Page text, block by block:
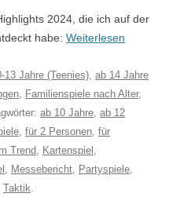
2024, die ich auf der
habe: Weiterlesen
13 Jahre (Teenies), ab 14 Jahre
, Familienspiele nach Alter,
ab 10 Jahre, ab 12
, für 2 Personen, für
Im Trend, Kartenspiel ,
, Messebericht, Partyspiele,
Taktik.